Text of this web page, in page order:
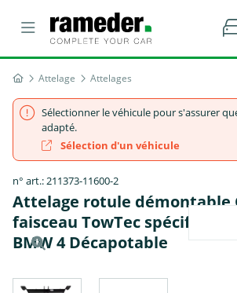
Attelage Attelages
Sélectionner le véhicule pour s'assurer
adapté.
Sélection d'un véhicule
n° art.: 211373-11600-2
Attelage rotule démontable
faisceau TowTec spécifique
BMW 4 Décapotable